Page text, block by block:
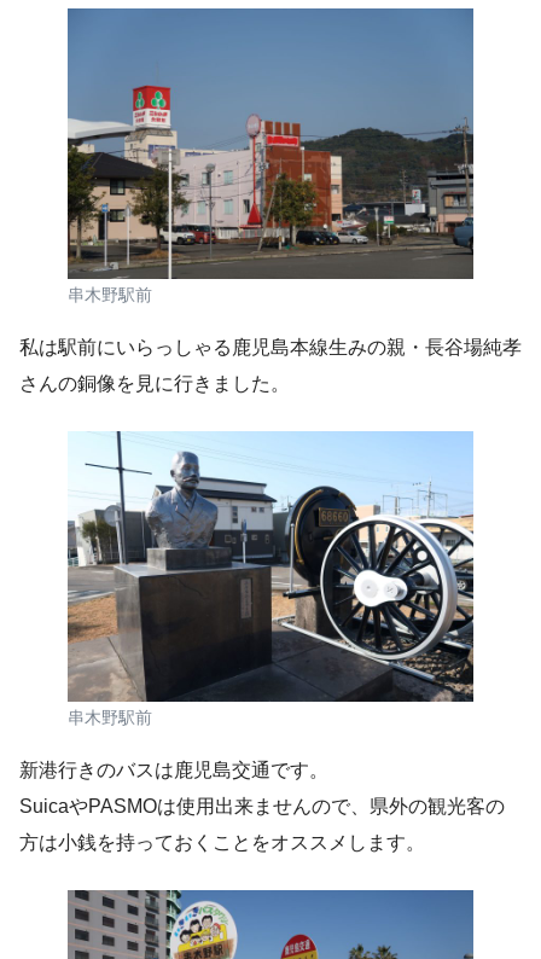
串木野駅前
私は駅前にいらっしゃる鹿児島本線生みの親・長谷場純孝
さんの銅像を見に行きました。
串木野駅前
新港行きのバスは鹿児島交通です。
SuicaやPASMOは使用出来ませんので、県外の観光客の
方は小銭を持っておくことをオススメします。